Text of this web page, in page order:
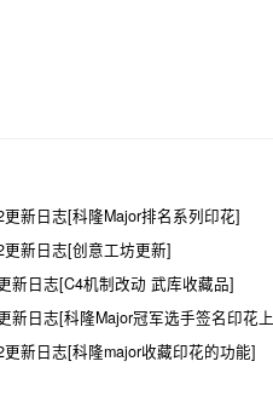
新日志[科隆Major排名系列印花]
更新日志[创意工坊更新]
新日志[C4机制改动 武库收藏品]
日志[科隆Major冠军选手签名印花上架]
新日志[科隆major收藏印花的功能]